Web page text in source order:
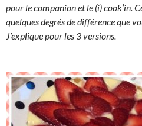
pour le companion et le (i) cook’in.
quelques degrés de différence que
J’explique pour les 3 versions.